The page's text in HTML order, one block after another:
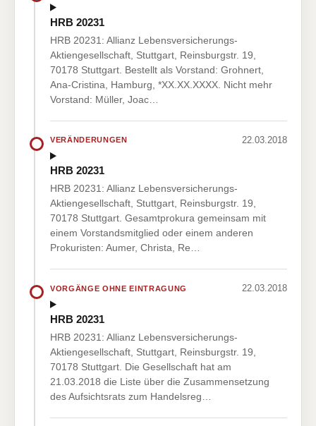
HRB 20231
HRB 20231: Allianz Lebensversicherungs-
Aktiengesellschaft, Stuttgart, Reinsburgstr. 19,
70178 Stuttgart. Bestellt als Vorstand: Grohnert,
Ana-Cristina, Hamburg, *XX.XX.XXXX. Nicht mehr
Vorstand: Müller, Joac…
VERÄNDERUNGEN 22.03.2018
HRB 20231
HRB 20231: Allianz Lebensversicherungs-
Aktiengesellschaft, Stuttgart, Reinsburgstr. 19,
70178 Stuttgart. Gesamtprokura gemeinsam mit
einem Vorstandsmitglied oder einem anderen
Prokuristen: Aumer, Christa, Re…
VORGÄNGE OHNE EINTRAGUNG 22.03.2018
HRB 20231
HRB 20231: Allianz Lebensversicherungs-
Aktiengesellschaft, Stuttgart, Reinsburgstr. 19,
70178 Stuttgart. Die Gesellschaft hat am
21.03.2018 die Liste über die Zusammensetzung
des Aufsichtsrats zum Handelsreg…